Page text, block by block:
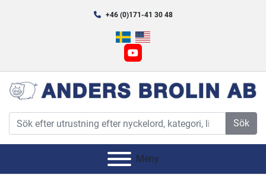
+46 (0)171-41 30 48
youtube
Sök
Meny